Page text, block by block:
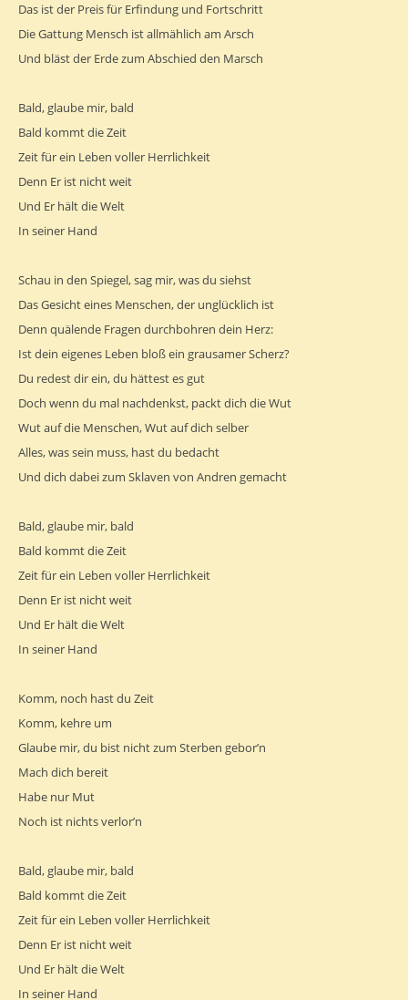
Das ist der Preis für Erfindung und Fortschritt
Die Gattung Mensch ist allmählich am Arsch
Und bläst der Erde zum Abschied den Marsch
Bald, glaube mir, bald
Bald kommt die Zeit
Zeit für ein Leben voller Herrlichkeit
Denn Er ist nicht weit
Und Er hält die Welt
In seiner Hand
Schau in den Spiegel, sag mir, was du siehst
Das Gesicht eines Menschen, der unglücklich ist
Denn quälende Fragen durchbohren dein Herz:
Ist dein eigenes Leben bloß ein grausamer Scherz?
Du redest dir ein, du hättest es gut
Doch wenn du mal nachdenkst, packt dich die Wut
Wut auf die Menschen, Wut auf dich selber
Alles, was sein muss, hast du bedacht
Und dich dabei zum Sklaven von Andren gemacht
Bald, glaube mir, bald
Bald kommt die Zeit
Zeit für ein Leben voller Herrlichkeit
Denn Er ist nicht weit
Und Er hält die Welt
In seiner Hand
Komm, noch hast du Zeit
Komm, kehre um
Glaube mir, du bist nicht zum Sterben gebor’n
Mach dich bereit
Habe nur Mut
Noch ist nichts verlor’n
Bald, glaube mir, bald
Bald kommt die Zeit
Zeit für ein Leben voller Herrlichkeit
Denn Er ist nicht weit
Und Er hält die Welt
In seiner Hand